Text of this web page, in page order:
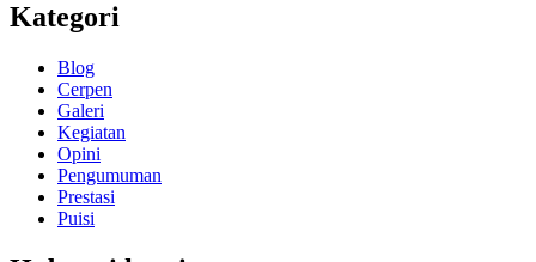
Kategori
Blog
Cerpen
Galeri
Kegiatan
Opini
Pengumuman
Prestasi
Puisi